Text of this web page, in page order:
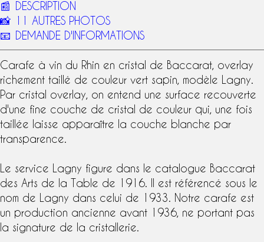
📰 DESCRIPTION
📸 11 AUTRES PHOTOS
📧 DEMANDE D'INFORMATIONS
Carafe à vin du Rhin en cristal de Baccarat , overlay
richement taillé de couleur vert sapin, modèle Lagny
Par cristal overlay , on entend une surface recouverte
d'une fine couche de cristal de couleur qui, une fois
taillée laisse apparaître la couche blanche par
transparence.
Le service Lagny figure dans le catalogue Baccarat
des Arts de la Table de 1916. Il est référencé sous le
nom de Lagny dans celui de 1933. Notre carafe est
un production ancienne avant 1936, ne portant pas
la signature de la cristallerie